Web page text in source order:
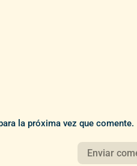
la próxima vez que comente.